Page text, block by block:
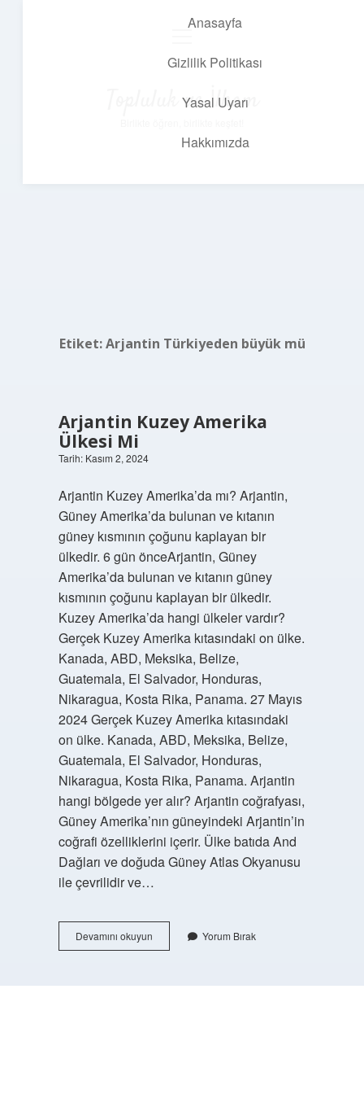
Anasayfa
Gizlilik Politikası
Yasal Uyarı
Hakkımızda
Topluluk ve İlham
Etiket:Arjantin Türkiyeden büyük mü
Arjantin Kuzey Amerika
Ülkesi Mi
Tarih: Kasım 2, 2024
Arjantin Kuzey Amerika’da mı? Arjantin,
Güney Amerika’da bulunan ve kıtanın
güney kısmının çoğunu kaplayan bir
ülkedir. 6 gün önceArjantin, Güney
Amerika’da bulunan ve kıtanın güney
kısmının çoğunu kaplayan bir ülkedir.
Kuzey Amerika’da hangi ülkeler vardır?
Gerçek Kuzey Amerika kıtasındaki on ülke.
Kanada, ABD, Meksika, Belize,
Guatemala, El Salvador, Honduras,
Nikaragua, Kosta Rika, Panama. 27 Mayıs
2024 Gerçek Kuzey Amerika kıtasındaki
on ülke. Kanada, ABD, Meksika, Belize,
Guatemala, El Salvador, Honduras,
Nikaragua, Kosta Rika, Panama. Arjantin
hangi bölgede yer alır? Arjantin coğrafyası,
Güney Amerika’nın güneyindeki Arjantin’in
coğrafi özelliklerini içerir. Ülke batıda And
Dağları ve doğuda Güney Atlas Okyanusu
ile çevrilidir ve…
Devamını okuyunArjantin
Kuzey
Yorum Bırak